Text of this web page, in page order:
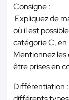
Consigne :
Expliquez de
où il est
catégorie C, en
Mentionnez
être prises en
Différentiation :